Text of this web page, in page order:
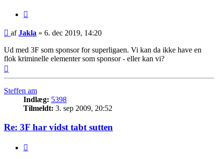
Indlæg
afJakla » 6. dec 2019, 14:20
Ud med 3F som sponsor for superligaen. Vi kan da ikke have en
flok kriminelle elementer som sponsor - eller kan vi?
Steffen am
Indlæg: 5398
Tilmeldt: 3. sep 2009, 20:52
Re: 3F har vidst tabt sutten